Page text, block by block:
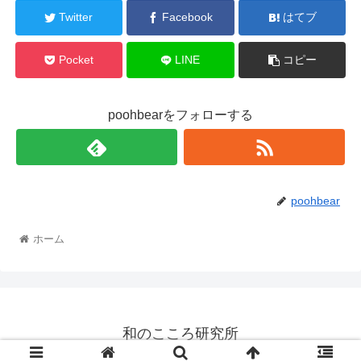
Twitter Facebook はてブ
Pocket LINE コピー
poohbearをフォローする
poohbear
ホーム
和のこころ研究所
© 2018 和のこころ研究所.